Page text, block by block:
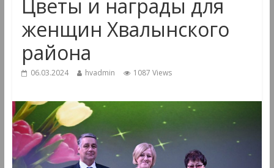
Цветы и награды для
женщин Хвалынского
района
06.03.2024 hvadmin 1087 Views